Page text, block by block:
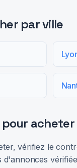
par ville
pour
vérifiez le
d'annonces